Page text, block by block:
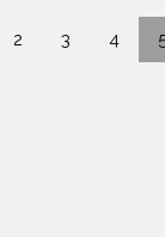
2 3 4